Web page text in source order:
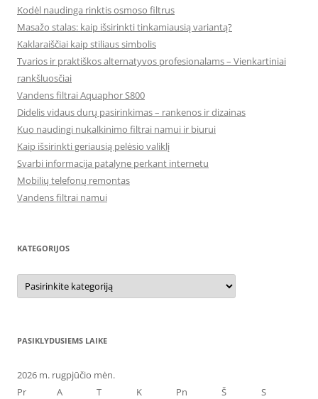
Kodėl naudinga rinktis osmoso filtrus
Masažo stalas: kaip išsirinkti tinkamiausią variantą?
Kaklaraiščiai kaip stiliaus simbolis
Tvarios ir praktiškos alternatyvos profesionalams – Vienkartiniai
rankšluosčiai
Vandens filtrai Aquaphor S800
Didelis vidaus durų pasirinkimas – rankenos ir dizainas
Kuo naudingi nukalkinimo filtrai namui ir biurui
Kaip išsirinkti geriausią pelėsio valiklį
Svarbi informacija patalyne perkant internetu
Mobilių telefonų remontas
Vandens filtrai namui
KATEGORIJOS
Kategorijos
PASIKLYDUSIEMS LAIKE
2026 m. rugpjūčio mėn.
Pr
A T K Pn Š
S